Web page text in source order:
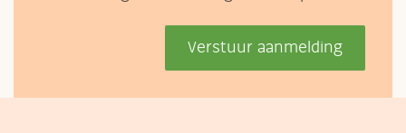
Verstuur aanmelding